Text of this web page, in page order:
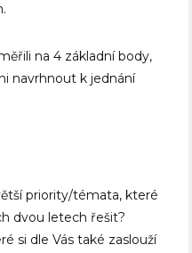
na 4 základní body,
navrhnout k jednání
priority/témata, které
dvou letech řešit?
si dle Vás také zaslouží